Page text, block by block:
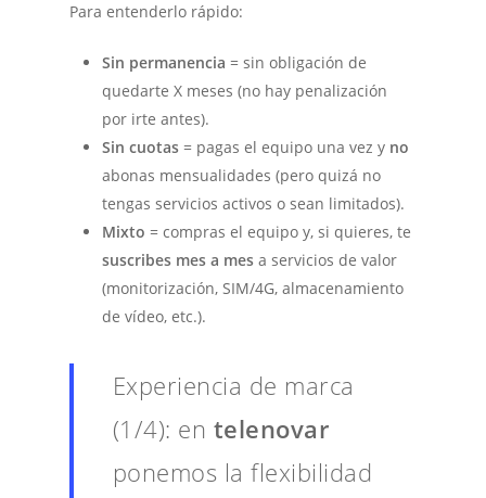
Para entenderlo rápido:
Sin permanencia = sin obligación de
quedarte X meses (no hay penalización
por irte antes).
Sin cuotas = pagas el equipo una vez y no
abonas mensualidades (pero quizá no
tengas servicios activos o sean limitados).
Mixto = compras el equipo y, si quieres, te
suscribes mes a mes a servicios de valor
(monitorización, SIM/4G, almacenamiento
de vídeo, etc.).
Experiencia de marca
(1/4): en telenovar
ponemos la flexibilidad